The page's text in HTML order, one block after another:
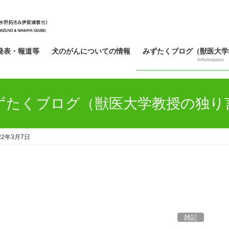
表・報道等 犬のがんについての情報 みずたくブログ（獣医大
Information
たくブログ（獣医大学教授の独り
年3月7日
雑記